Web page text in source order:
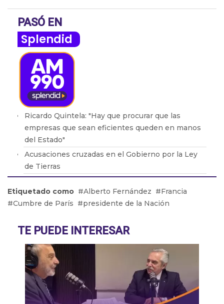
PASÓ EN
Splendid
Ricardo Quintela: "Hay que procurar que las
empresas que sean eficientes queden en manos
del Estado"
Acusaciones cruzadas en el Gobierno por la Ley
de Tierras
los dichos de Milei
Adicciones: Cómo detectar que el consumo se
El drama de los 9 en Boca: De la lesión de Cavani
al presente de Bareiro
Etiquetado como Alberto Fernández
Francia
Cumbre de París
presidente de la Nación
TE PUEDE INTERESAR